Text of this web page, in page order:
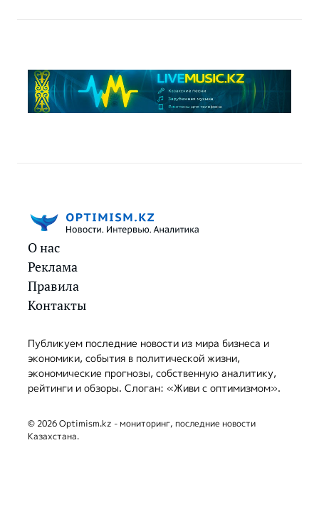
О нас
Реклама
Правила
Контакты
Публикуем последние новости из мира бизнеса и
экономики, события в политической жизни,
экономические прогнозы, собственную аналитику,
рейтинги и обзоры. Слоган: «Живи с оптимизмом».
© 2026 Optimism.kz - мониторинг, последние новости
Казахстана.